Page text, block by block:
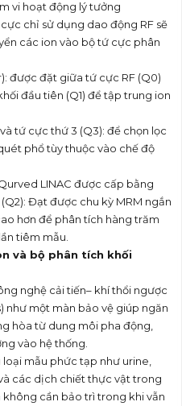
vi hoạt động lý tưởng
chỉ sử dụng dao động RF sẽ
các ion vào bộ tứ cực phân
được đặt giữa tứ cực RF (Q0)
đầu tiên (Q1) để tập trung ion
tứ cực thứ 3 (Q3): để chọn lọc
phổ tùy thuộc vào chế độ
LINAC được cấp bằng
Đạt được chu kỳ MRM ngắn
hơn để phân tích hàng trăm
tiêm mẫu.
và bộ phân tích khối
nghệ cải tiến– khí thổi ngược
như một màn bảo vệ giúp ngăn
hòa từ dung môi pha động,
vào hệ thống.
loại mẫu phức tạp như urine,
các dịch chiết thực vật trong
không cần bảo trì trong khi vẫn